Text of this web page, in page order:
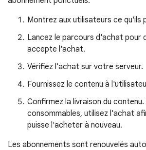
Montrez aux utilisateurs ce qu'ils
Lancez le parcours d'achat pour
accepte l'achat.
Vérifiez l'achat sur votre serveur.
Fournissez le contenu à
Confirmez la livraison du
consommables, utilisez l'achat
puisse l'acheter à nouveau.
Les abonnements sont renouvelés